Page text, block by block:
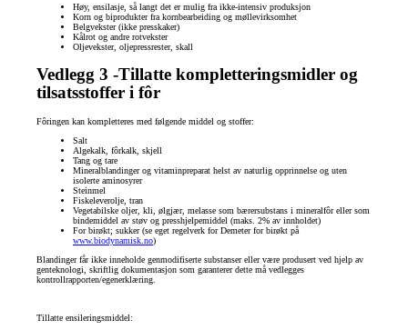
Høy, ensilasje, så langt det er mulig fra ikke-intensiv produksjon
Korn og biprodukter fra kornbearbeiding og møllevirksomhet
Belgvekster (ikke presskaker)
Kålrot og andre rotvekster
Oljevekster, oljepressrester, skall
Vedlegg 3 -Tillatte kompletteringsmidler og
tilsatsstoffer i fôr
Fôringen kan kompletteres med følgende middel og stoffer:
Salt
Algekalk, fôrkalk, skjell
Tang og tare
Mineralblandinger og vitaminpreparat helst av naturlig opprinnelse og uten
isolerte aminosyrer
Steinmel
Fiskeleverolje, tran
Vegetabilske oljer, kli, ølgjær, melasse som bærersubstans i mineralfôr eller som
bindemiddel av støv og presshjelpemiddel (maks. 2% av innholdet)
For birøkt; sukker (se eget regelverk for Demeter for birøkt på
www.biodynamisk.no)
Blandinger får ikke inneholde genmodifiserte substanser eller være produsert ved hjelp av
genteknologi, skriftlig dokumentasjon som garanterer dette må vedlegges
kontrollrapporten/egenerklæring.
Tillatte ensileringsmiddel: